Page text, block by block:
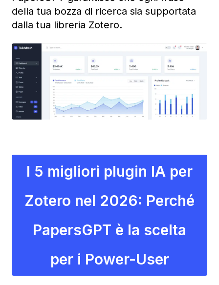
della tua bozza di ricerca sia supportata
dalla tua libreria Zotero.
I 5 migliori plugin IA per
Zotero nel 2026: Perché
PapersGPT è la scelta
per i Power-User